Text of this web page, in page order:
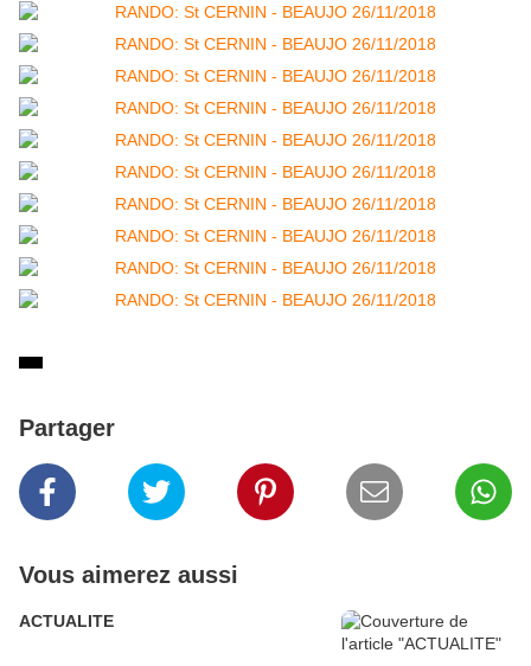
Partager
Vous aimerez aussi
ACTUALITE